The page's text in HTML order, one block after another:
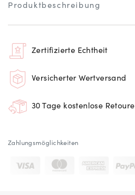
Produktbeschreibung
Zertifizierte Echtheit
Versicherter Wertversand
30 Tage kostenlose Retoure
Zahlungsmöglichkeiten